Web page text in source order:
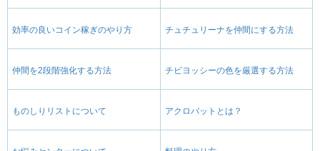
効率の良いコイン稼ぎのやり方 チュチュリーナを仲間にする方法
仲間を2段階強化する方法 チビヨッシーの色を厳選する方法
ものしりリストについて アクロバットとは？